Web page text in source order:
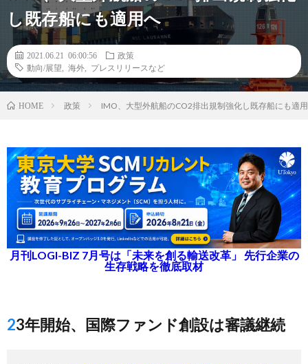
し既存船にも適用へ
2021.06.21 06:00:56
政策
動向/展望
海外 プレスリリースなど
HOME 政策 IMO、大型外航船のCO2排出規制強化し既存船にも適
月刊LOGI-BIZ 7月号は「未来を創る輸送改革」 先行企業の
生存戦略を徹底取材
23年開始、国際ファンド創設は審議継続